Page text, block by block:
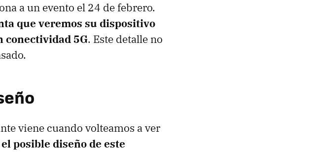
a un evento el 24 de febrero.
que veremos su dispositivo
conectividad 5G. Este detalle no
viene cuando volteamos a ver
posible diseño de este